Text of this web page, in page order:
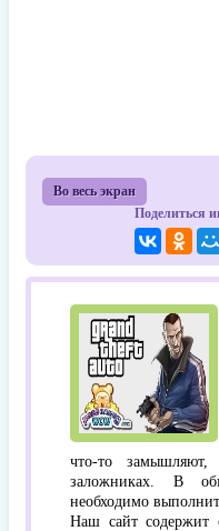
Во весь экран
Поделиться
что-то
заложниках. В
необходимо
Наш сайт содержит